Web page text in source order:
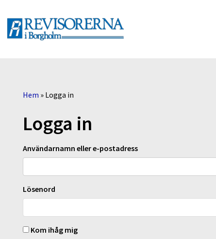
Hem » Logga in
Logga in
Användarnamn eller e-postadress
Lösenord
Kom ihåg mig